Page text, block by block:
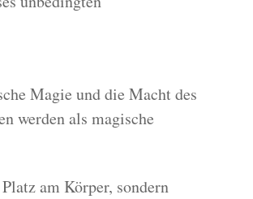
Magie und die Macht des
werden als magische
am Körper, sondern